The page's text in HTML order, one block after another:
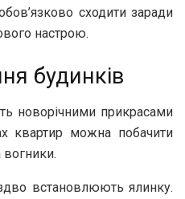
сходити заради
настрою.
будинків
новорічними прикрасами
квартир можна побачити
вогники.
встановлюють ялинку.